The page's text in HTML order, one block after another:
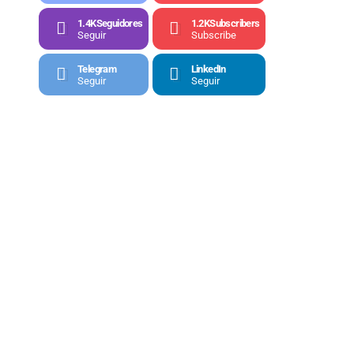
1.4KSeguidores
Seguir
1.2KSubscribers
Subscribe
Telegram
Seguir
LinkedIn
Seguir